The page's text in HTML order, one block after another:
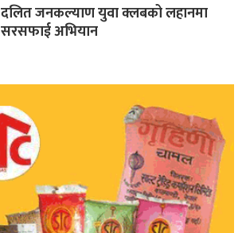
दलित जनकल्याण युवा क्लबको लहानमा
सरसफाई अभियान